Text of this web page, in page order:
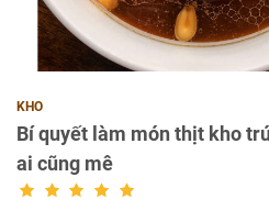
KHO
Bí quyết làm món thịt kho
ai cũng mê